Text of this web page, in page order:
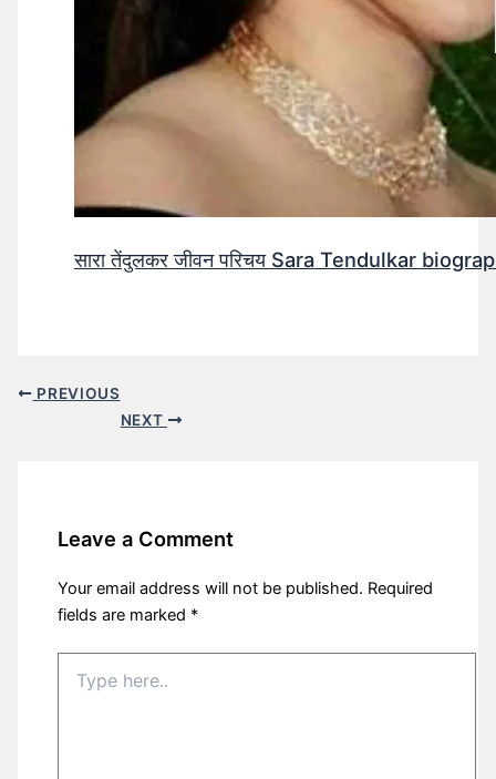
सारा तेंदुलकर जीवन परिचय Sara Tendulkar
PREVIOUS
NEXT
Leave a Comment
Your email address will not be published. Required
fields are marked *
here..